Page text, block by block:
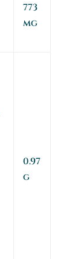
773
mg
0.97
g